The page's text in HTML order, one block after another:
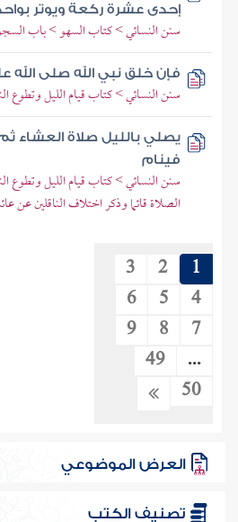
إحدى عشرة ركعة ويوتر
سنن النسائي > كتاب السهو > باب
فإن خلق نبي الله صلى الله
سنن النسائي > كتاب قيام الليل وتطوع
يصلي بالليل صلاة العشاء
فينام
سنن النسائي > كتاب قيام الليل وتطوع
الصلاة قائما وذكر اختلاف الناقلين عن
1
2
3
4
5
6
7
8
9
...
49
50
العرض الموضوعي
تصنيف الكتب